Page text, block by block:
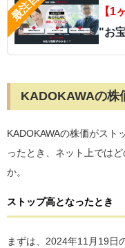
【1
"お
KADOKAWAの株
KADOKAWAの株価がスト
ったとき、ネット上では
か。
ストップ高となったとき
まずは、2024年11月19日